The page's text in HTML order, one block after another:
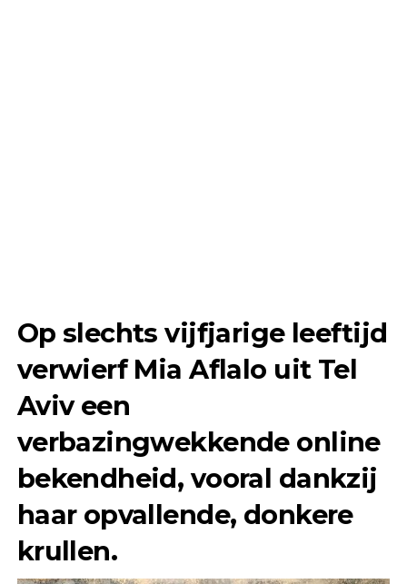
Op slechts vijfjarige leeftijd
verwierf Mia Aflalo uit Tel
Aviv een
verbazingwekkende online
bekendheid, vooral dankzij
haar opvallende, donkere
krullen.